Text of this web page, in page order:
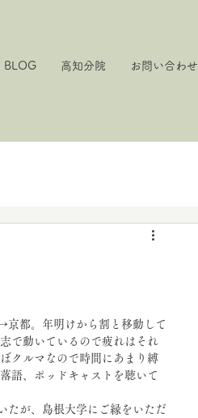
BLOG 高知分院 お問い合わせ
都。年明けから割と移動して
で動いているので疲れはそれ
クルマなので時間にあまり縛
語、ポッドキャストを聴いて
たが、島根大学にご縁をいただ